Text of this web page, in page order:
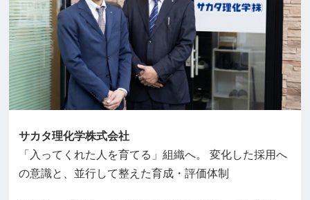
サカタ理化学株式会社
「入ってくれた人を育てる」組織へ。 変化した採用へ
の意識と、並行して整えた育成・評価体制